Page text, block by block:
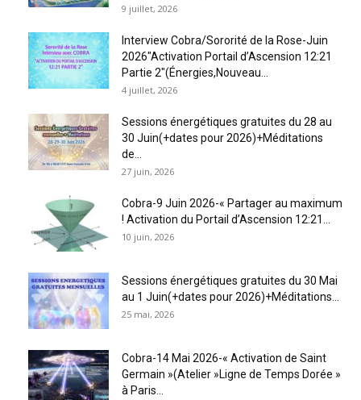
9 juillet, 2026
Interview Cobra/Sororité de la Rose-Juin
2026″Activation Portail d’Ascension 12:21
Partie 2″(Énergies,Nouveau...
4 juillet, 2026
Sessions énergétiques gratuites du 28 au
30 Juin(+dates pour 2026)+Méditations
de...
27 juin, 2026
Cobra-9 Juin 2026-« Partager au maximum
! Activation du Portail d’Ascension 12:21...
10 juin, 2026
Sessions énergétiques gratuites du 30 Mai
au 1 Juin(+dates pour 2026)+Méditations...
25 mai, 2026
Cobra-14 Mai 2026-« Activation de Saint
Germain »(Atelier »Ligne de Temps Dorée »
à Paris...